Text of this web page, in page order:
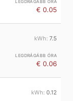
€ 0.05
7.5
€ 0.06
0.12